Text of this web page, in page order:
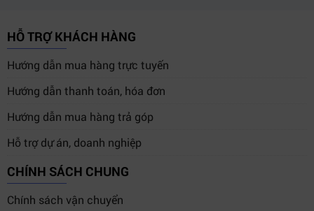
HỖ TRỢ KHÁCH HÀNG
Hướng dẫn mua hàng trực tuyến
Hướng dẫn thanh toán, hóa đơn
Hướng dẫn mua hàng trả góp
Hỗ trợ dự án, doanh nghiệp
CHÍNH SÁCH CHUNG
Chính sách vận chuyển